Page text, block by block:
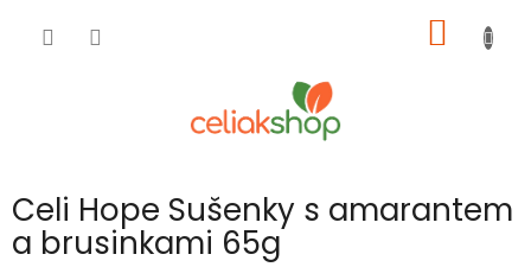
KOŠÍK
Celi Hope Sušenky s amarantem
a brusinkami 65g